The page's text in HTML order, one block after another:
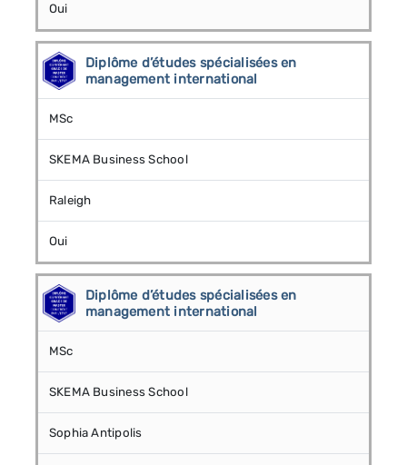
Oui
Diplôme d’études spécialisées en
management international
MSc
SKEMA Business School
Raleigh
Oui
Diplôme d’études spécialisées en
management international
MSc
SKEMA Business School
Sophia Antipolis